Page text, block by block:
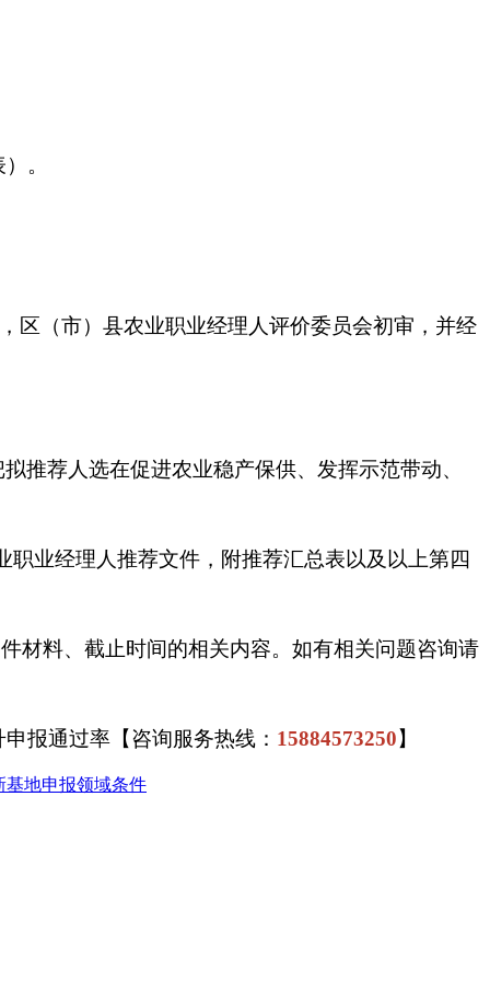
。
区（市）县农业职业经理人评价委员会初审，并经
推荐人选在促进农业稳产保供、发挥示范带动、
职业经理人推荐文件，附推荐汇总表以及以上第四
材料、截止时间的相关内容。如有相关问题咨询请
报通过率【咨询服务热线： 15884573250】
基地申报领域条件